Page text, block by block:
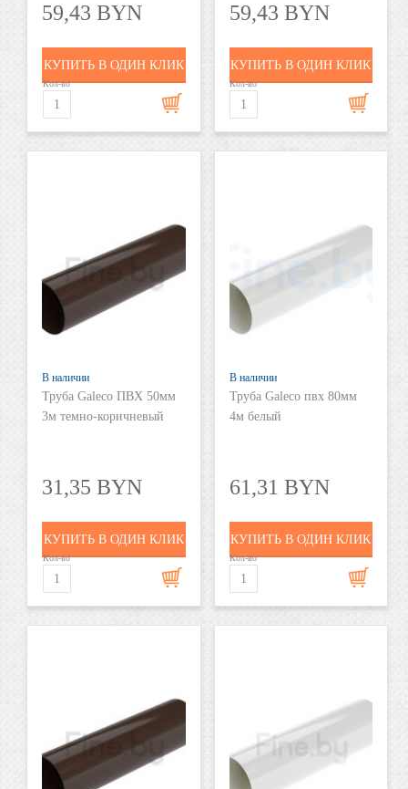
59,43 BYN
Кол-во
КУПИТЬ В ОДИН КЛИК
59,43 BYN
Кол-во
КУПИТЬ В ОДИН КЛИК
В наличии
Труба Galeco ПВХ 50мм
3м темно-коричневый
31,35 BYN
Кол-во
КУПИТЬ В ОДИН КЛИК
В наличии
Труба Galeco пвх 80мм
4м белый
61,31 BYN
Кол-во
КУПИТЬ В ОДИН КЛИК